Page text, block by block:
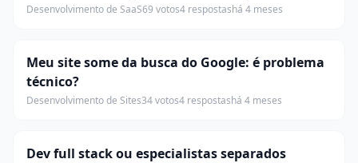
Desenvolvimento de SaaS69 votos4 respostashá 4 meses
Meu site some da busca do Google: é problema
técnico?
Desenvolvimento de Sites34 votos4 respostashá 4 meses
Dev full stack ou especialistas separados